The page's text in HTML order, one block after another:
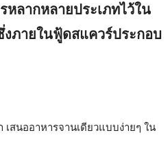
ลากหลายประเภทไว้ใน
งภายในฟู้ดสแควร์ประกอบ
สนออาหารจานเดียวแบบง่ายๆ ใน